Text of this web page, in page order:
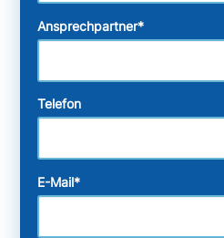
Ansprechpartner*
Telefon
E-Mail*